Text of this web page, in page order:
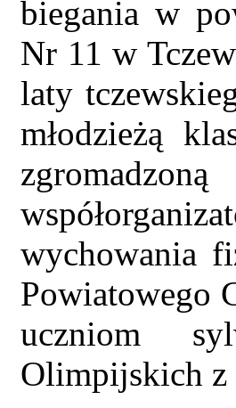
biegania w
Nr 11 w
laty
młodzieżą
wychowania
Powiatowego
uczniom
Olimpijskich z